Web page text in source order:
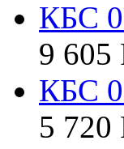
КБС
9 605
КБС
5 720